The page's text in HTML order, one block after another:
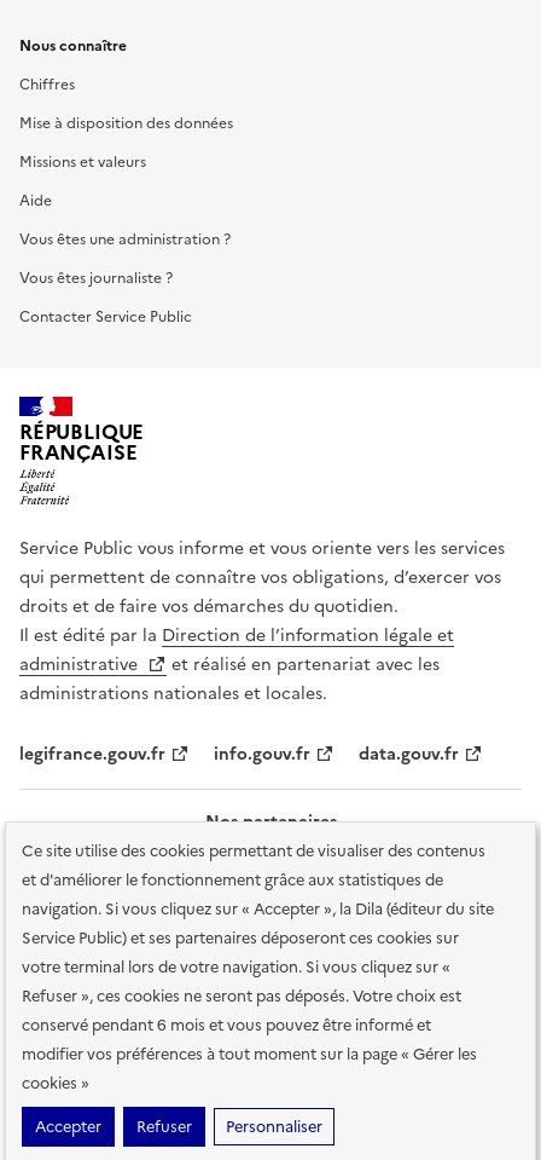
Ce site utilise des cookies permettant de visualiser des contenus
et d'améliorer le fonctionnement grâce aux statistiques de
navigation. Si vous cliquez sur « Accepter », la Dila (éditeur du site
Service Public) et ses partenaires déposeront ces cookies sur
votre terminal lors de votre navigation. Si vous cliquez sur «
Refuser », ces cookies ne seront pas déposés. Votre choix est
conservé pendant 6 mois et vous pouvez être informé et
modifier vos préférences à tout moment sur la page « Gérer les
cookies »
Accepter
Refuser Personnaliser
Nous connaître
Chiffres
Mise à disposition des données
Missions et valeurs
Aide
Vous êtes une administration ?
Vous êtes journaliste ?
Contacter Service Public
RÉPUBLIQUE
FRANÇAISE
Service Public vous informe et vous oriente vers les services
qui permettent de connaître vos obligations, d’exercer vos
droits et de faire vos démarches du quotidien.
Il est édité par la Direction de l’information légale et
administrative
et réalisé en partenariat avec les
administrations nationales et locales.
legifrance.gouv.fr info.gouv.fr data.gouv.fr
Nos partenaires
Plan du site Accessibilité : totalement conforme
Accessibilité des
services en ligne Mentions légales Données personnelles et sécurité
Conditions générales d'utilisation Gestion des cookies
Sauf mention contraire, tous les contenus de ce site sont sous
etalab-2.0